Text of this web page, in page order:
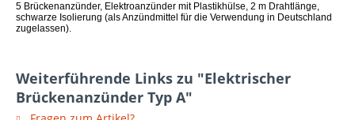
5 Brückenanzünder, Elektroanzünder mit Plastikhülse, 2 m Drahtlänge,
schwarze Isolierung (als Anzündmittel für die Verwendung in Deutschland
zugelassen).
Weiterführende Links zu "Elektrischer
Brückenanzünder Typ A"